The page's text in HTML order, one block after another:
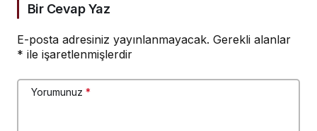
Bir Cevap Yaz
E-posta adresiniz yayınlanmayacak. Gerekli alanlar
* ile işaretlenmişlerdir
Yorumunuz *